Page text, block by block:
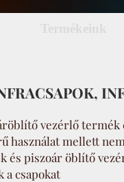
vezérlő
használat mellett
és piszoár öblítő
a csapokat